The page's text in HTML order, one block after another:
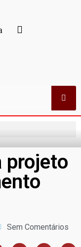
projeto
Sem Comentários